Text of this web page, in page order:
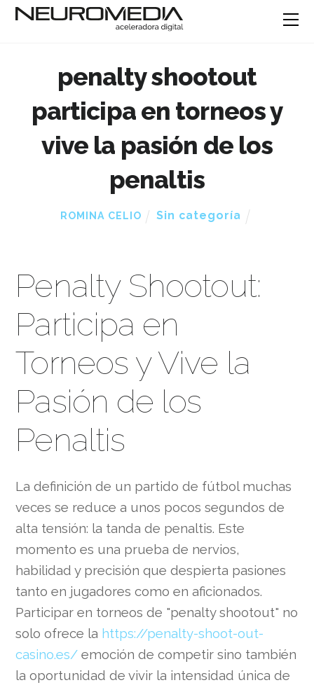
penalty shootout
participa en torneos y
vive la pasión de los
penaltis
ROMINA CELIO Sin categoría
Penalty Shootout:
Participa en
Torneos y Vive la
Pasión de los
Penaltis
La definición de un partido de fútbol muchas
veces se reduce a unos pocos segundos de
alta tensión: la tanda de penaltis. Este
momento es una prueba de nervios,
habilidad y precisión que despierta pasiones
tanto en jugadores como en aficionados.
Participar en torneos de "penalty shootout" no
solo ofrece la https://penalty-shoot-out-
casino.es/ emoción de competir sino también
la oportunidad de vivir la intensidad única de